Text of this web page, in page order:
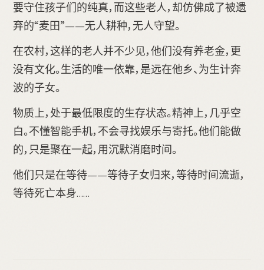
要守住孩子们的纯真，而这些老人，却仿佛成了被遗
弃的“麦田”——无人耕种，无人守望。
在农村，这样的老人并不少见，他们没有养老金，更
没有文化。生活的唯一依靠，是远在他乡、为生计奔
波的子女。
物质上，处于最低限度的生存状态。精神上，几乎空
白。不懂智能手机，不会寻找娱乐与寄托。他们能做
的，只是聚在一起，用沉默消磨时间。
他们只是在等待——等待子女归来，等待时间流逝，
等待死亡本身……